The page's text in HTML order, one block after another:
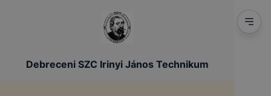
Debreceni SZC Irinyi János Technikum